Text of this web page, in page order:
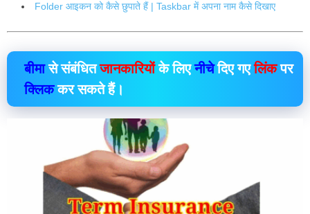
Folder आइकन को कैसे छुपाते हैं | Taskbar में अपना नाम कैसे दिखाए
बीमासे संबंधितजानकारियोंके लिएनीचेदिए गएलिंकपर
क्लिककर सकते हैं।